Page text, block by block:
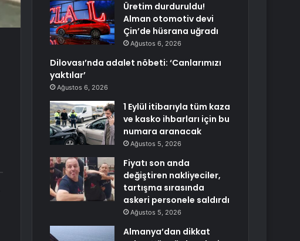
Üretim durduruldu!
Alman otomotiv devi
Çin’de hüsrana uğradı
Ağustos 6, 2026
Dilovası’nda adalet nöbeti: ‘Canlarımızı
yaktılar’
Ağustos 6, 2026
1 Eylül itibarıyla tüm kaza
ve kasko ihbarları için bu
numara aranacak
Ağustos 5, 2026
Fiyatı son anda
değiştiren nakliyeciler,
tartışma sırasında
askeri personele saldırdı
Ağustos 5, 2026
Almanya’dan dikkat